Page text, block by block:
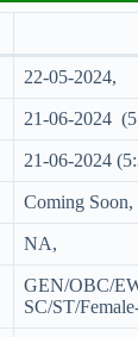
22-05-2024,
21-06-2024
21-06-2024
Coming Soon,
NA,
GEN/OBC/
SC/ST/